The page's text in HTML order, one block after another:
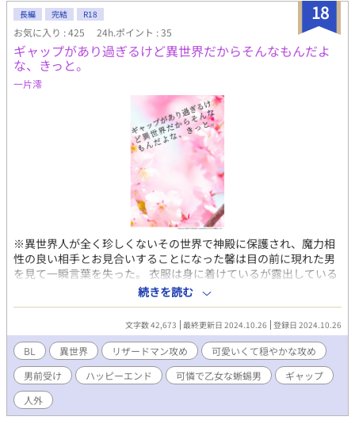
名の番候補がいて、小悪魔よろしくもて遊んでいたようだ。 も
ちろん、ディルにはとてもそんな真似はできず、平穏な生活を楽
しみながらも、番候補に会うのが気が重くてしかたがない。 し
かもその一人は、ディルを捨てた男・アルフレッドそのものだっ
た。 アルフレッドを見ると吐き気しかしないディルは逃げ、助
けてくれた騎士に驚く。 前の世界でも最後までディルを見捨て
なかった、護衛騎士その人だった。 ディルは次第に、騎士の青
年と文官の青年と親しくなり、二人の間で気持ちが揺れること
に。 平行世界に転移し、ディルレクシアとして生きることにな
ったディルの望みは、「ほのぼのほっこり家庭を築く」こと。
さてはて、ディルの平穏な明日はどっちだ？ ---------------------
※平行世界への転生ものです。 ※オメガバースですが、「運命の
番」設定はなし。女性オメガもいません。 ※わたしの作品にして
は珍しく、メインキャラは男のみのBLです。（後で脇役で女性が
ちらりと出てくるかもしれませんが、メインにはいません） ※ほ
ぼ全員、美形。 ※ベッドシーンはおそらく後半だと思いますが、
途中で入る時は注意します。 ※ムーンのほうでも重複投稿してい
ます。
18
長編 完結 R18
お気に入り : 425 24h.ポイント : 35
ギャップがあり過ぎるけど異世界だからそんなもんだよ
な、きっと。
一片澪
※異世界人が全く珍しくないその世界で神殿に保護され、魔力相
性の良い相手とお見合いすることになった馨は目の前に現れた男
を見て一瞬言葉を失った。 衣服は身に着けているが露出している
部分は見るからに固そうな鱗に覆われ、目は爬虫類独特の冷たさ
をたたえており、太く長い尾に鋭い牙と爪。 これはとんでも無い
相手が来た……とちょっと恐れ戦いていたのだが、相手の第一声
でその印象はアッサリと覆される。
続きを読む
文字数 42,673 最終更新日 2024.10.26 登録日 2024.10.26
BL 異世界 リザードマン攻め
可愛いくて穏やかな攻め
男前受け
ハッピーエンド 可憐で乙女な蜥蜴男
ギャップ
人外